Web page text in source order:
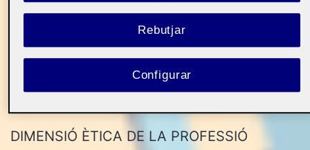
Projecte ensenyar i
Públic
DIMENSIÓ ÈTICA DE LA PROFESSIÓ
Rebutjar
Configurar